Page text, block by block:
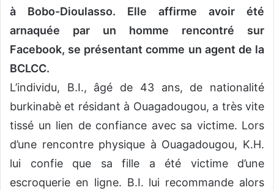
à Bobo-Dioulasso. Elle affirme avoir été
arnaquée par un homme rencontré sur
Facebook, se présentant comme un agent de la
BCLCC.
L’individu, B.I., âgé de 43 ans, de nationalité
burkinabè et résidant à Ouagadougou, a très vite
tissé un lien de confiance avec sa victime. Lors
d’une rencontre physique à Ouagadougou, K.H.
lui confie que sa fille a été victime d’une
escroquerie en ligne. B.I. lui recommande alors